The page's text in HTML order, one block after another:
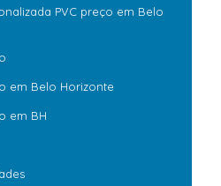
PVC preço em Belo
em Belo Horizonte
em BH